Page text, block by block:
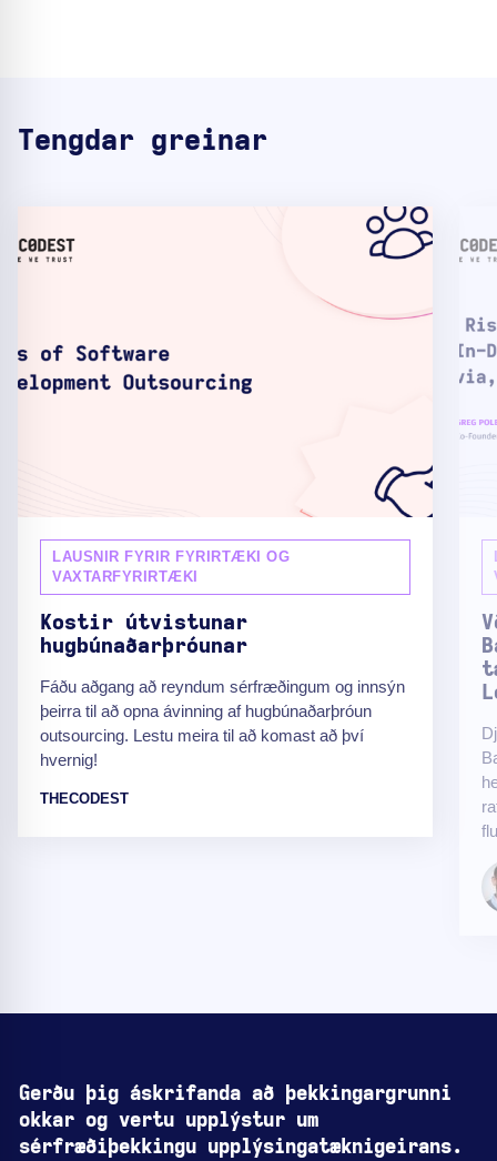
Tengdar greinar
LAUSNIR FYRIR FYRIRTÆKI OG
VAXTARFYRIRTÆKI
Kostir útvistunar
hugbúnaðarþróunar
Fáðu aðgang að reyndum sérfræðingum og innsýn
þeirra til að opna ávinning af hugbúnaðarþróun
outsourcing. Lestu meira til að komast að því
hvernig!
THECODEST
Gerðu þig áskrifanda að þekkingargrunni
okkar og vertu upplýstur um
sérfræðiþekkingu upplýsingatæknigeirans.